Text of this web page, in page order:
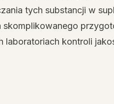
tych substancji w
skomplikowanego
laboratoriach kontroli